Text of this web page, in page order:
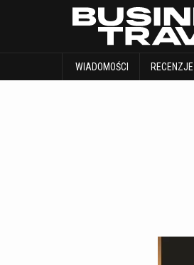
WIADOMOŚCI RECENZJE
WIADOMOŚCI